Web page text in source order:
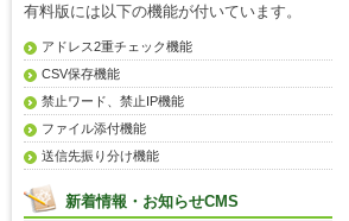
有料版には以下の機能が付いています。
アドレス2重チェック機能
CSV保存機能
禁止ワード、禁止IP機能
ファイル添付機能
送信先振り分け機能
新着情報・お知らせCMS